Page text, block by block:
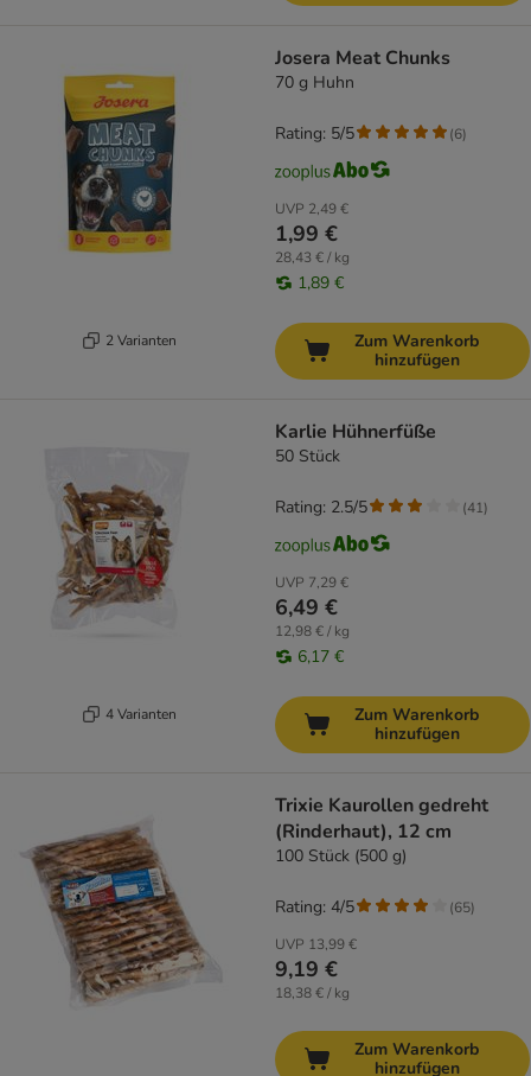
2 Varianten
Josera Meat Chunks
70 g Huhn
UVP 2,49 €
1,99 €
28,43 € / kg
1,89 €
Rating: 5/5 (6)
Zum Warenkorb
hinzufügen
4 Varianten
Karlie Hühnerfüße
50 Stück
UVP 7,29 €
6,49 €
12,98 € / kg
6,17 €
Rating: 2.5/5 (41)
Zum Warenkorb
hinzufügen
Trixie Kaurollen gedreht
(Rinderhaut), 12 cm
100 Stück (500 g)
UVP 13,99 €
9,19 €
18,38 € / kg
Rating: 4/5 (65)
Zum Warenkorb
hinzufügen